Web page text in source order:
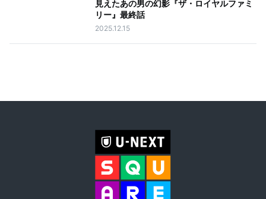
見えたあの男の幻影『ザ・ロイヤルファミ
リー』最終話
2025.12.15